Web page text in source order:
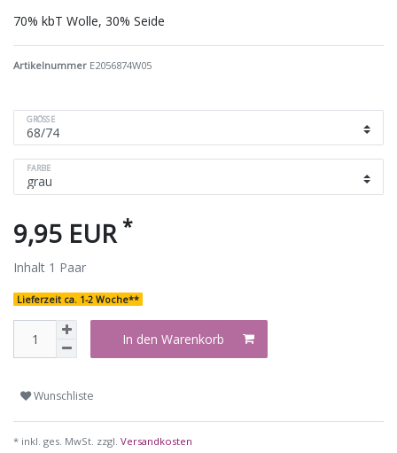
70% kbT Wolle, 30% Seide
Artikelnummer E2056874W05
GRÖSSE
FARBE
9,95 EUR *
Inhalt 1 Paar
Lieferzeit ca. 1-2 Woche**
In den Warenkorb
Wunschliste
* inkl. ges. MwSt. zzgl. Versandkosten